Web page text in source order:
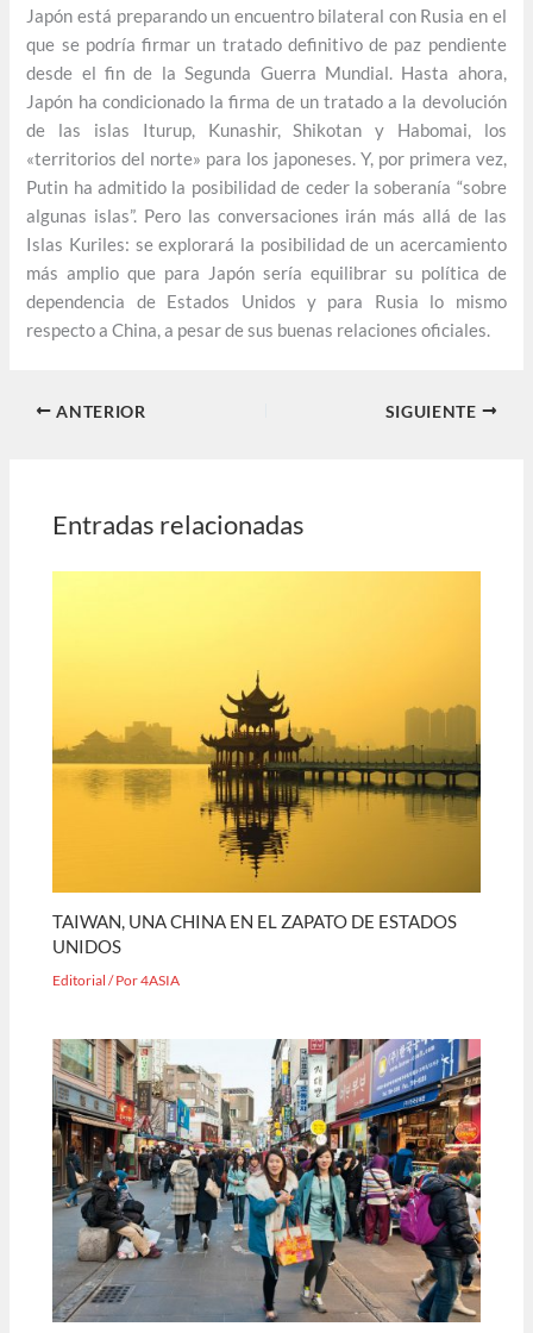
Japón está preparando un encuentro bilateral con Rusia en el
que se podría firmar un tratado definitivo de paz pendiente
desde el fin de la Segunda Guerra Mundial. Hasta ahora,
Japón ha condicionado la firma de un tratado a la devolución
de las islas Iturup, Kunashir, Shikotan y Habomai, los
«territorios del norte» para los japoneses. Y, por primera vez,
Putin ha admitido la posibilidad de ceder la soberanía “sobre
algunas islas”. Pero las conversaciones irán más allá de las
Islas Kuriles: se explorará la posibilidad de un acercamiento
más amplio que para Japón sería equilibrar su política de
dependencia de Estados Unidos y para Rusia lo mismo
respecto a China, a pesar de sus buenas relaciones oficiales.
ANTERIOR SIGUIENTE
Entradas relacionadas
TAIWAN, UNA CHINA EN EL ZAPATO DE ESTADOS
UNIDOS
Editorial / Por4ASIA